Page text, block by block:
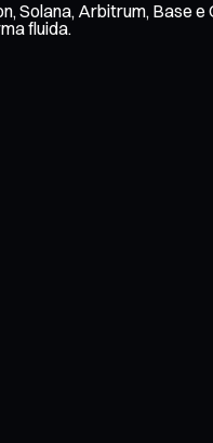
Solana, Arbitrum, Base
fluida.